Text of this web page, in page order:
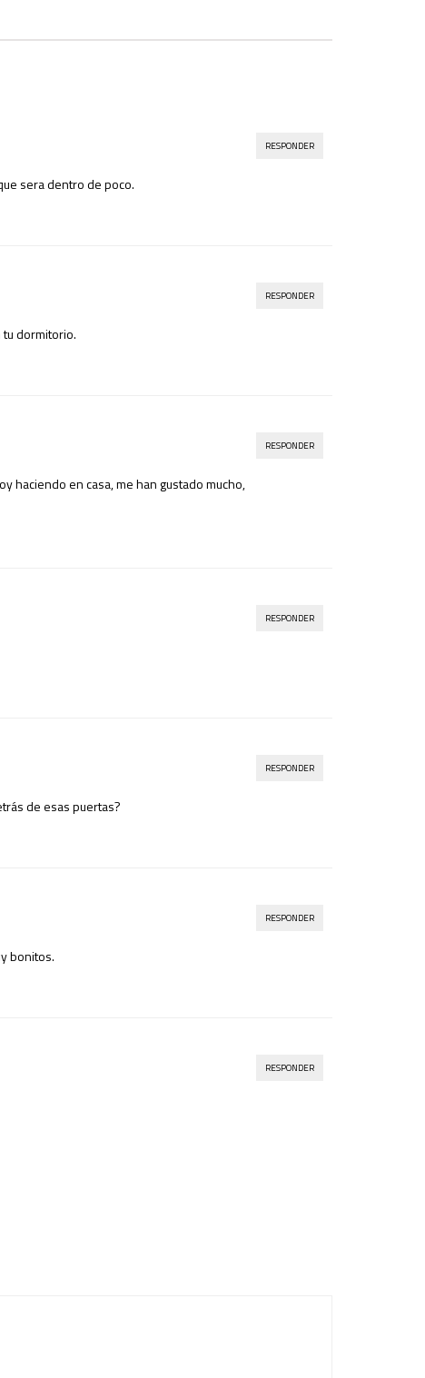
RESPONDER
sera dentro de poco.
RESPONDER
tu dormitorio.
RESPONDER
haciendo en casa, me han gustado mucho,
RESPONDER
RESPONDER
de esas puertas?
RESPONDER
bonitos.
RESPONDER